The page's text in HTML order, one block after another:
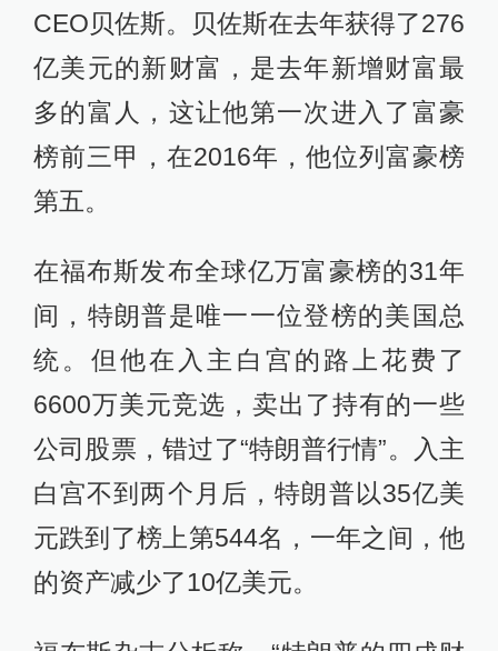
CEO贝佐斯。贝佐斯在去年获得了276
亿美元的新财富，是去年新增财富最
多的富人，这让他第一次进入了富豪
榜前三甲，在2016年，他位列富豪榜
第五。
在福布斯发布全球亿万富豪榜的31年
间，特朗普是唯一一位登榜的美国总
统。但他在入主白宫的路上花费了
6600万美元竞选，卖出了持有的一些
公司股票，错过了“特朗普行情”。入主
白宫不到两个月后，特朗普以35亿美
元跌到了榜上第544名，一年之间，他
的资产减少了10亿美元。